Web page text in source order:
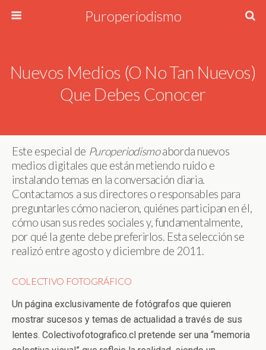
Puroperiodismo
Nuevos Medios (o No Tan Nuevos)
Que Debes Conocer
Este especial de Puroperiodismoaborda nuevos
medios digitales que están metiendo ruido e
instalando temas en la conversación diaria.
Contactamos a sus directores o responsables para
preguntarles cómo nacieron, quiénes participan en él,
cómo usan sus redes sociales y, fundamentalmente,
por qué la gente debe preferirlos. Esta selección se
realizó entre agosto y diciembre de 2011.
COLECTIVO FOTOGRÁFICO
Un página exclusivamente de fotógrafos que quieren
mostrar sucesos y temas de actualidad a través de sus
lentes. Colectivofotografico.cl pretende ser una “memoria